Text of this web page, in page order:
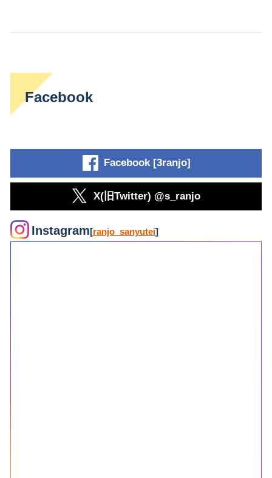
Facebook
Facebook [3ranjo]
X(旧Twitter) @s_ranjo
Instagram[ranjo_sanyutei]